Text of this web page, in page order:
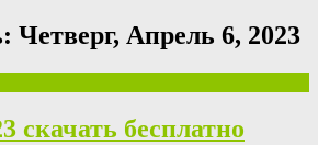
Четверг, Апрель 6, 2023
скачать бесплатно